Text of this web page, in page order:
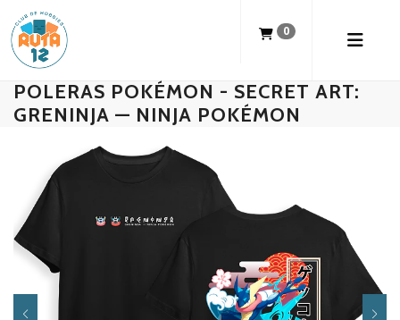
0
POLERAS POKÉMON - SECRET ART:
GRENINJA — NINJA POKÉMON